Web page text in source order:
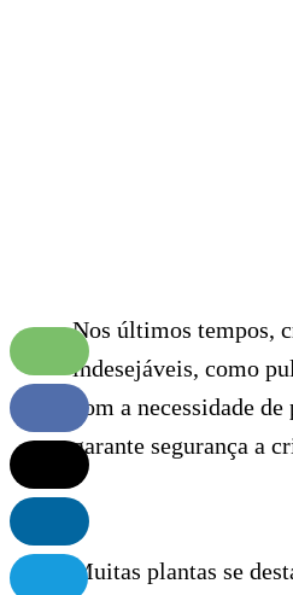
Nos últimos tempos,
indesejáveis, como
com a necessidade
garante segurança a
Muitas plantas se